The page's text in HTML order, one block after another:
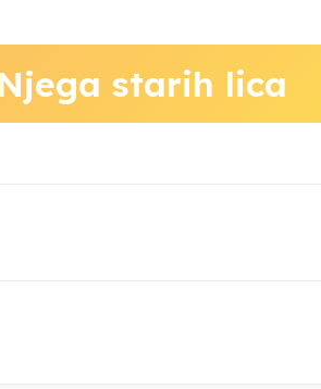
Njega starih lica